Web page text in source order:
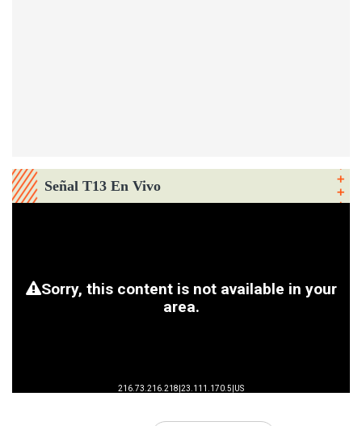
Señal T13 En Vivo